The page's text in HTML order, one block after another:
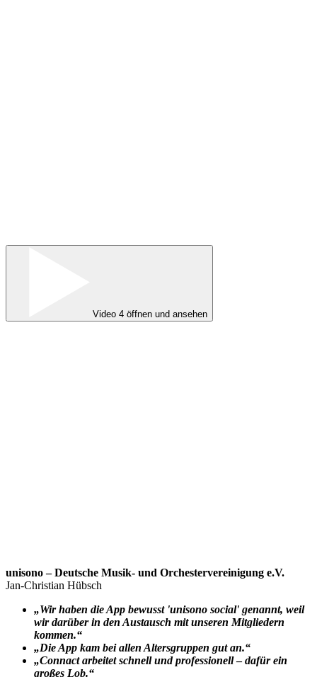
Video 4 öffnen und ansehen
unisono – Deutsche Musik- und Orchestervereinigung e.V.
Jan-Christian Hübsch
„Wir haben die App bewusst 'unisono social' genannt, weil
wir darüber in den Austausch mit unseren Mitgliedern
kommen.“
„Die App kam bei allen Altersgruppen gut an.“
„Connact arbeitet schnell und professionell–dafür ein
großes Lob.“